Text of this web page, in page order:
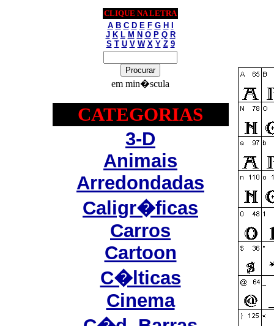
CLIQUE NA LETRA
A B C D E F G H
J K L M N O P Q R
S T U V W X Y Z 9
em min�scula
CATEGORIAS
3-D
Animais
Arredondadas
Caligr�ficas
Carros
Cartoon
C�lticas
Cinema